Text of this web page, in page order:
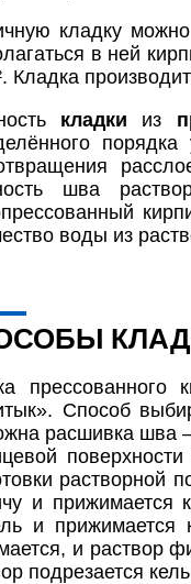
кладку
в ней
Кладка
кладки из
шва
воды из
Способ
расшивка шва
растворной
и прижимается
и прижимается
и раствор
подрезается